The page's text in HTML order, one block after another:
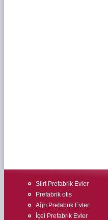
Siirt Prefabrik Evler
Prefabrik ofis
Ağrı Prefabrik Evler
İçel Prefabrik Evler